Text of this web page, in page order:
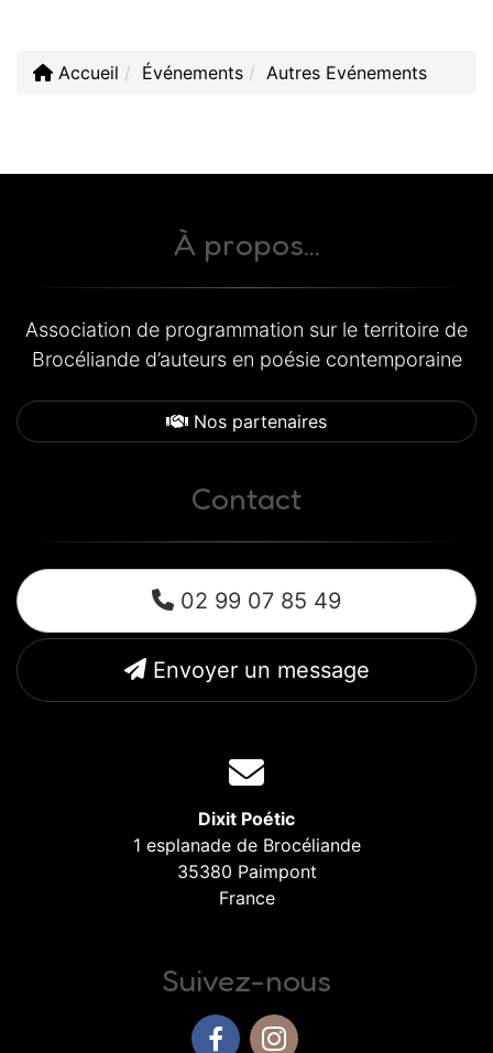
Accueil Événements Autres Evénements
À propos...
Association de programmation sur le territoire de
Brocéliande d’auteurs en poésie contemporaine
Nos partenaires
Contact
02 99 07 85 49
Envoyer un message
Dixit Poétic
1 esplanade de Brocéliande
35380 Paimpont
France
Suivez-nous